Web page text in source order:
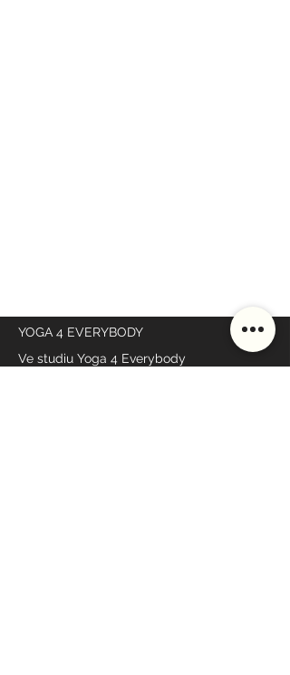
YOGA 4 EVERYBODY
Ve studiu Yoga 4 Everybody